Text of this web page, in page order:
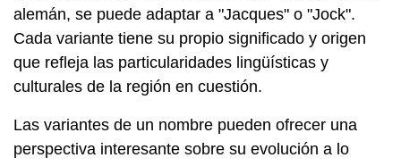
alemán, se puede adaptar a "Jacques" o "Jock".
Cada variante tiene su propio significado y origen
que refleja las particularidades lingüísticas y
culturales de la región en cuestión.
Las variantes de un nombre pueden ofrecer una
perspectiva interesante sobre su evolución a lo